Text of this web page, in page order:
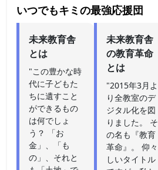
いつでもキミの最強応援団
未来教育舎
とは
"この豊かな時
代に子どもた
ちに遺すこと
ができるもの
は何でしょ
う？ 「お
金」、「も
の」、それと
未来教育舎
の教育革命
とは
"2015年3月よ
り全教室のデ
ジタル化を図
りました。 そ
の名も『教育
革命』。 仰々
しいタイトル